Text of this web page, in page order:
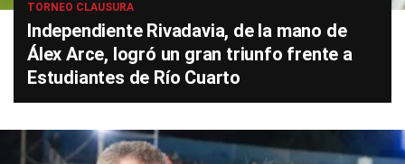
TORNEO CLAUSURA
Independiente Rivadavia, de la mano de
Álex Arce, logró un gran triunfo frente a
Estudiantes de Río Cuarto